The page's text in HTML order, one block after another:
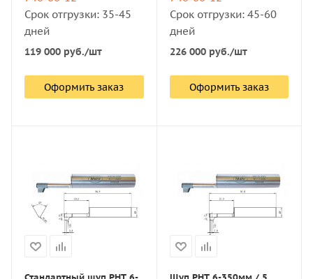
Срок отгрузки: 35-45
дней
119 000 руб./шт
Оформить заказ
Срок отгрузки: 45-60
дней
226 000руб./шт
Оформить заказ